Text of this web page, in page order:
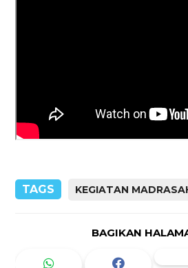
TAGS KEGIATAN
BAGIKAN